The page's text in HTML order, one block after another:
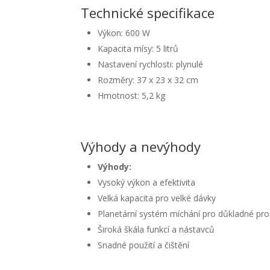
Technické specifikace
Výkon: 600 W
Kapacita mísy: 5 litrů
Nastavení rychlosti: plynulé
Rozměry: 37 x 23 x 32 cm
Hmotnost: 5,2 kg
Výhody a nevýhody
Výhody:
Vysoký výkon a efektivita
Velká kapacita pro velké dávky
Planetární systém míchání pro důkladné
Široká škála funkcí a nástavců
Snadné použití a čištění